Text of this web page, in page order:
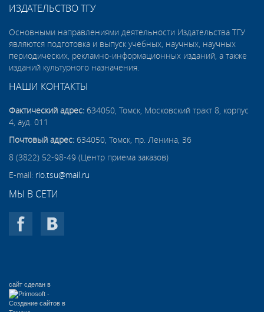
ИЗДАТЕЛЬСТВО ТГУ
Основными направлениями деятельности Издательства ТГУ
являются подготовка и выпуск учебных, научных, научных
периодических, рекламно-информационных изданий, а также
изданий культурного назначения.
НАШИ КОНТАКТЫ
Фактический адрес: 634050, Томск, Московский тракт 8, корпус
4, ауд. 011
Почтовый адрес: 634050, Томск, пр. Ленина, 36
8 (3822) 52-98-49 (Центр приема заказов)
E-mail: rio.tsu@mail.ru
МЫ В СЕТИ
сайт сделан в